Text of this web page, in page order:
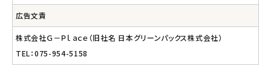
広告文責
株式会社Ｇ－Ｐｌａｃｅ（旧社名 日本グリーンパックス株式会社）
TEL：075-954-5158